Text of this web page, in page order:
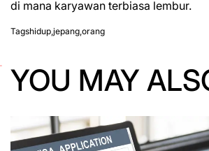
di mana karyawan terbiasa lembur.
Tagshidup,jepang,orang
YOU MAY